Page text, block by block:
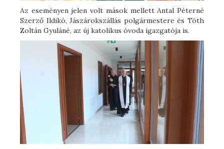
Az eseményen jelen volt mások mellett Antal Péterné
Szerző Ildikó, Jászárokszállás polgármestere és Tóth
Zoltán Gyuláné, az új katolikus óvoda igazgatója is.